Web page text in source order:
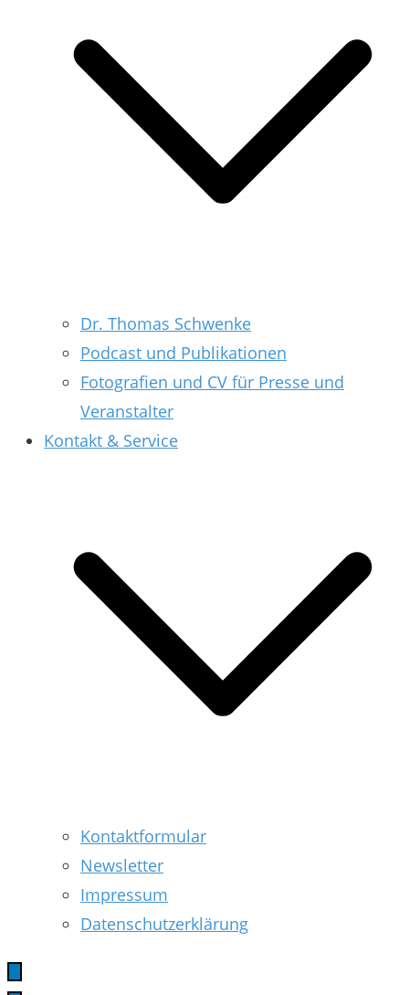
Dr. Thomas Schwenke
Podcast und Publikationen
Fotografien und CV für Presse und
Veranstalter
Kontakt & Service
Kontaktformular
Newsletter
Impressum
Datenschutzerklärung